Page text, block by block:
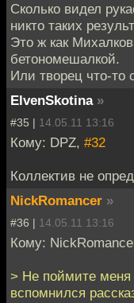
Сколько видел
никто таких
Это ж как
бетономешалкой.
Или творец что-то
ElvenSkotina »
#35 | 14.05.11 13:16
Кому: DPZ, #32
Коллектив не
NickRomancer »
#36 | 14.05.11 13:16
Кому:
> Не поймите меня
вспомнился